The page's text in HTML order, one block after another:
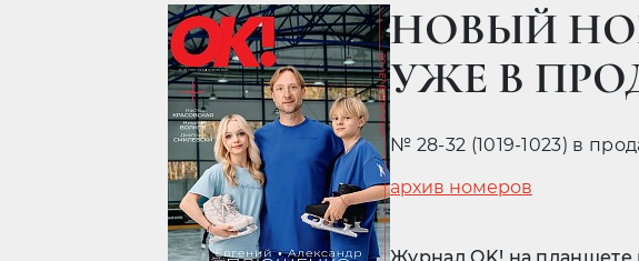
НОВЫЙ
УЖЕ В
№ 28-32 (1019-1023) в
архив номеров